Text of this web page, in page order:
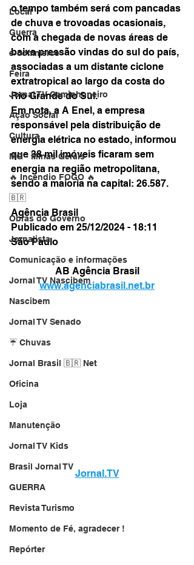
Local
Guerra
e-commerce
Feira
Jornal TV Caminhoneiro
Ação Social
Cultura
MG - Minas Gerais
🔥 Incêndio FOGO 🔥
🇧🇷
Obras do Governo
Jornalista
Comunicação e informações
Jornal TV Nascibem
Nascibem
Jornal TV Senado
☔ Chuvas
Jornal Brasil 🇧🇷 Net
Oficina
Loja
Manutenção
Jornal TV Kids
Brasil Jornal TV
GUERRA
Revista Turismo
Momento de Fé, agradecer !
Repórter
o tempo também será com pancadas
de chuva e trovoadas ocasionais,
com a chegada de novas áreas de
baixa pressão vindas do sul do país,
associadas a um distante ciclone
extratropical ao largo da costa do
Rio Grande do Sul.
Em nota, a A Enel, a empresa
responsável pela distribuição de
energia elétrica no estado, informou
que 38 mil imóveis ficaram sem
energia na região metropolitana,
sendo a maioria na capital: 26.587.
Agência Brasil
Publicado em 25/12/2024 - 18:11
São Paulo
AB Agência Brasil
www.agenciabrasil.net.br
Jornal.TV